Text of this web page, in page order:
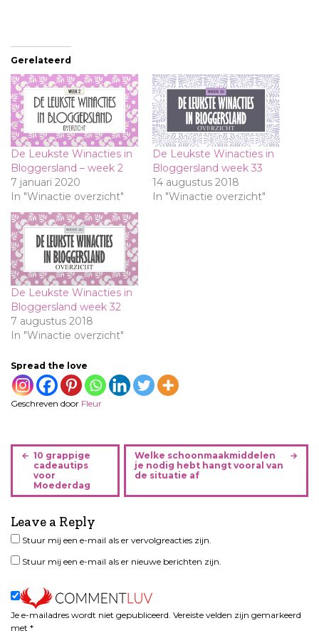
Gerelateerd
De Leukste Winacties in
Bloggersland – week 2
7 januari 2020
In "Winactie overzicht"
De Leukste Winacties in
Bloggersland week 33
14 augustus 2018
In "Winactie overzicht"
De Leukste Winacties in
Bloggersland week 32
7 augustus 2018
In "Winactie overzicht"
Spread the love
Geschreven door Fleur
B
i
c
h
t
n
v
g
10 grappige
cadeautips
voor
Moederdag
Welke schoonmaakmiddelen
je nodig hebt hangt vooral van
de situatie af
Leave a Reply
Je e-mailadres wordt niet gepubliceerd. Vereiste velden zijn gemarkeerd
met *
Stuur mij een e-mail als er vervolgreacties zijn.
Stuur mij een e-mail als er nieuwe berichten zijn.